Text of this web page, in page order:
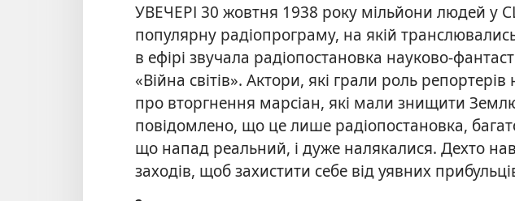
УВЕЧЕРІ 30 жовтня 1938 року мільйони людей у
популярну радіопрограму, на якій
в ефірі звучала радіопостановка науково-
«Війна світів». Актори, які грали роль
про вторгнення марсіан, які мали знищити
повідомлено, що це лише радіопостановка,
що напад реальний, і дуже налякалися. Дехто
заходів, щоб захистити себе від уявних